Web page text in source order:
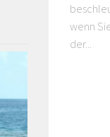
wenn
der...